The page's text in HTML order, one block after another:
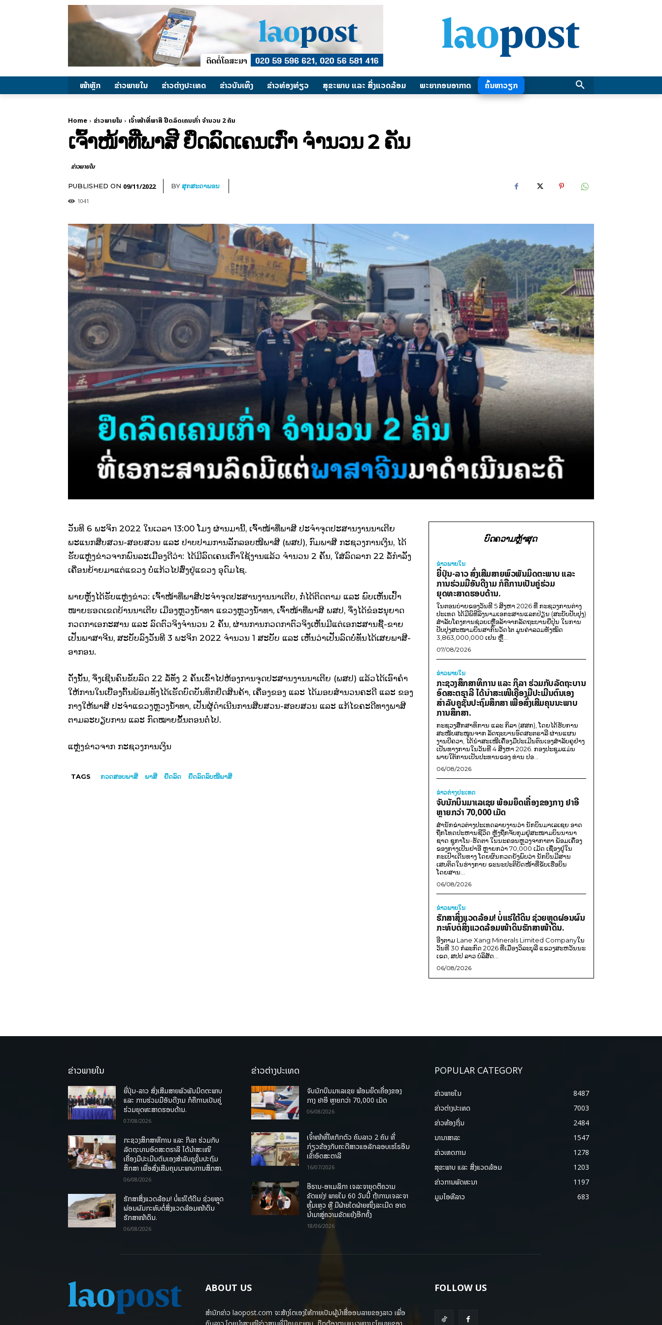
ໜ້າຫຼັກ ຂ່າວພາຍ​ໃນ ຂ່າວຕ່າງປະເທດ ​ຂ່າວບັນເທິງ ​ຂ່າວທ່ອງທ່ຽວ ສຸຂະພາບ ແລະ ສີ່ງແວດລ້ອມ ພະຍາກອນອາກາດ ຄົ້ນຫາວຽກ
Home ຂ່າວພາຍ​ໃນ ເຈົ້າໜ້າທີ່ພາສີ ຢຶດລົດເຄນເກົ່າ ຈຳນວນ 2 ຄັນ
ເຈົ້າໜ້າທີ່ພາສີ ຢຶດລົດເຄນເກົ່າ ຈຳນວນ 2 ຄັນ
ຂ່າວພາຍ​ໃນ
PUBLISHED ON 09/11/2022 BYສຸກສະດາພອນ
1041
ວັນທີ 6 ພະຈິກ 2022 ໃນເວລາ 13:00 ໂມງ ຜ່ານມານີ້, ເຈົ້າໜ້າທີ່ພາສີ ປະຈຳຈຸດປະສານງານນາເຕີຍ
ພະແນກສືບສວນ-ສອບສວນ ແລະ ປາບປາມການລັກລອບໜີພາສີ (ພສປ), ກົມພາສີ ກະຊວງການເງິນ, ໄດ້
ຮັບແຫຼ່ງຂ່າວຈາກພົນລະເມືຶອງດີວ່າ: ໄດ້ມີລົດເຄນເກົ່າໃຊ້ງານແລ້ວ ຈຳນວນ 2 ຄັນ, ໃສ່ລົດລາກ 22 ລໍ້ກຳລັງ
ເຄື່ອນຍ້າຍມາແຕ່ແຂວງ ບໍ່ແກ້ວໄປສົ່ງຢູ່ແຂວງ ອຸດົມໄຊ.
ພາຍຫຼັງໄດ້ຮັບແຫຼ່ງຂ່າວ: ເຈົ້າໜ້າທີ່ພາສີປະຈຳຈຸດປະສານງານນາເຕີຍ, ກໍ່ໄດ້ຕິດຕາມ ແລະ ພົບເຫັນເປົ້າ
ໜາຍຮອດເຂດບ້ານນາເຕີຍ ເມືອງຫຼວງນໍ້າທາ ແຂວງຫຼວງນ້ຳທາ, ເຈົ້າໜ້າທີ່ພາສີ ພສປ, ຈຶ່ງໄດ້ຂໍອະນຸຍາດ
ກວດກາເອກະສານ ແລະ ລົດຕົວຈິງຈຳນວນ 2 ຄັນ, ຜ່ານການກວດກາຕົວຈິງເຫັນມີແຕ່ເອກະສານຊື້-ຂາຍ
ເປັນພາສາຈີນ, ສະບັບລົງວັນທີ 3 ພະຈິກ 2022 ຈຳນວນ 1 ສະບັບ ແລະ ເຫັນວ່າເປັນລົດບໍ່ທັນໄດ້ເສຍພາສີ-
ອາກອນ.
ດັ່ງນັ້ນ, ຈຶ່ງເຊີນຄົນຂັບລົດ 22 ລໍ້ທັງ 2 ຄັນເຂົ້າໄປຫ້ອງການຈຸດປະສານງານນາເຕີຍ (ພສປ) ແລ້ວໄດ້ເອົາຄຳ
ໃຫ້ການໃນເບື້ອງຕົ້ນພ້ອມທັງໄດ້ເຮັດບົດບັນທຶກຢຶດສິນຄ້າ, ເຄື່ອງຂອງ ແລະ ໄດ້ມອບສຳນວນຄະດີ ແລະ ຂອງ
ກາງໃຫ້ພາສີ ປະຈຳແຂວງຫຼວງນ້ຳທາ, ເປັນຜູ້ດຳເນີນການສືບສວນ-ສອບສວນ ແລະ ແກ້ໄຂຄະດີທາງພາສີ
ຕາມລະບຽບການ ແລະ ກົດໝາຍຂັ້ນຕອນຕໍ່ໄປ.
ແຫຼ່ງຂ່າວຈາກ ກະຊວງການເງິນ
TAGS ກວດສອບພາສີ ພາສີ ຢຶດລົດ ຢຶດລົດລົບໜີພາສີ
ບົດຄວາມຫຼ້າສຸດ
ຂ່າວພາຍ​ໃນ
ຍີ່ປຸ່ນ-ລາວ ສົ່ງເສີມສາຍພົວພັນມິດຕະພາບ ແລະ
ການຮ່ວມມືອັນດີງາມ ກໍຄືການເປັນຄູ່ຮ່ວມ
ຍຸດທະສາດຮອບດ້ານ.
ໃນຕອນບ່າຍຂອງວັນທີ 5 ສິງຫາ 2026 ທີ່ ກະຊວງການຕ່າງ
ປະເທດ ໄດ້ມີພິທີລົງນາມເອກະສານແລກປ່ຽນ (ສະບັບປັບປຸງ)
ສໍາລັບໂຄງການຊ່ວຍເຫຼືອລ້າຈາກລັດຖະບານຍີ່ປຸ່ນ ໃນການ
ປັບປຸງສະໜາມບິນສາກົນວັດໄຕ ມູນຄ່າລວມທັງໝົດ
3,863,000,000 ເຢນ ຫຼື...
07/08/2026
ຂ່າວພາຍ​ໃນ
ກະຊວງສຶກສາທິການ ແລະ ກິລາ ຮ່ວມກັບລັດຖະບານ
ອົດສະຕຣາລີ ໄດ້ນຳສະເໜີເຄື່ອງມືປະເມີນຕົນເອງ
ສຳລັບຄູຊັ້ນປະຖົມສຶກສາ ເພື່ອສົ່ງເສີມຄຸນນະພາບ
ການສຶກສາ.
ກະຊວງສຶກສາທິການ ແລະ ກິລາ (ສສກ), ໂດຍໄດ້ຮັບການ
ສະໜັບສະໜູນຈາກ ລັດຖະບານອົດສະຕຣາລີ ຜ່ານແຜນ
ງານບີຄວາ, ໄດ້ນຳສະເໜີເຄື່ອງມືປະເມີນຕົນເອງສຳລັບຄູຢ່າງ
ເປັນທາງການໃນວັນທີ 4 ສິງຫາ 2026. ກອງປະຊຸມແມ່ນ
ພາຍໃຕ້ການເປັນປະທານຂອງ ທ່ານ ປອ...
06/08/2026
ຂ່າວຕ່າງປະເທດ
ຈັບນັກບິນມາເລເຊຍ ພ້ອມຍຶດເຄື່ອງຂອງກາງ ຢາອີ
ຫຼາຍກວ່າ 70,000 ເມັດ
ສຳນັກຂ່າວຕ່າງປະເທດລາຍງານວ່າ ນັກບິນມາເລເຊຍ ອາດ
ຖືກໂທດປະຫານຊີວິດ ຫຼັງຖືກຈັບກຸມຢູ່ສະໜາມບິນນານາ
ຊາດ ຊູກາໂນ-ຮັດຕາ ໃນນະຄອນຫຼວງຈາກາຕາ ພ້ອມເຄື່ອງ
ຂອງກາງເປັນຢາອີ ຫຼາຍກວ່າ 70,000 ເມັດ ເຊື່ອງຢູ່ໃນ
ກະເປົາເດີນທາງ ໂດຍຜົນກວດຍັງພົບວ່າ ນັກບິນມີສານ
ເສບຕິດໃນຮ່າງກາຍ ຂະນະປະຕິບັດໜ້າທີ່ຂັບເຮືອບິນ
ໂດຍສານ...
06/08/2026
ຂ່າວພາຍ​ໃນ
ຮັກສາສິ່ງແວດລ້ອມ! ບໍ່ແຮ່ໃຕ້ດິນ ຊ່ວຍຫຼຸດຜ່ອນຜົນ
ກະທົບຕໍ່ສິ່ງແວດລ້ອມໜ້າດິນຮັກສາໜ້າດິນ.
ອີງຕາມ Lane Xang Minerals Limited Companyໃນ
ວັນທີ 30 ກໍລະກົດ 2026 ທີ່ເມືອງວິລະບູລີ ແຂວງສະຫວັນນະ
ເຂດ, ສປປ ລາວ ບໍລິສັດ...
06/08/2026
ຂ່າວພາຍໃນ
ຍີ່ປຸ່ນ-ລາວ ສົ່ງເສີມສາຍພົວພັນມິດຕະພາບ
ແລະ ການຮ່ວມມືອັນດີງາມ ກໍຄືການເປັນຄູ່
ຮ່ວມຍຸດທະສາດຮອບດ້ານ.
07/08/2026
ກະຊວງສຶກສາທິການ ແລະ ກິລາ ຮ່ວມກັບ
ລັດຖະບານອົດສະຕຣາລີ ໄດ້ນຳສະເໜີ
ເຄື່ອງມືປະເມີນຕົນເອງສຳລັບຄູຊັ້ນປະຖົມ
ສຶກສາ ເພື່ອສົ່ງເສີມຄຸນນະພາບການສຶກສາ.
06/08/2026
ຮັກສາສິ່ງແວດລ້ອມ! ບໍ່ແຮ່ໃຕ້ດິນ ຊ່ວຍຫຼຸດ
ຜ່ອນຜົນກະທົບຕໍ່ສິ່ງແວດລ້ອມໜ້າດິນ
ຮັກສາໜ້າດິນ.
06/08/2026
ຂ່າວຕ່າງປະເທດ
ຈັບນັກບິນມາເລເຊຍ ພ້ອມຍຶດເຄື່ອງຂອງ
ກາງ ຢາອີ ຫຼາຍກວ່າ 70,000 ເມັດ
06/08/2026
ເຈົ້າໜ້າທີ່ໄທກັກຕົວ ຄົນລາວ 2 ຄົນ ທີ່
ກ່ຽວຂ້ອງກັບຄະດີສາວແອລັກລອບເຮໂຣອີນ
ເຂົ້າອົດສະຕາລີ
16/07/2026
ອີຣານ-ອາເມລິກາ ເຈລະຈາຍຸດຕິຄວາມ
ຂັດແຍ່ງ! ພາຍໃນ 60 ວັນນີ້ ຖ້າການເຈລະຈາ
ຫຼົ້ມເຫຼວ ຫຼື ມີຝ່າຍໃດຝ່າຍໜຶ່ງລະເມີດ ອາດ
ນໍາມາສູ່ຄວາມຂັດແຍ້ງອີກຄັ້ງ
18/06/2026
POPULAR CATEGORY
ຂ່າວພາຍ​ໃນ
8487
ຂ່າວຕ່າງປະເທດ
7003
ຂ່າວທ້ອງຖິ່ນ
2484
ນານາສາລະ
1547
ຂ່າວເຫດການ
1278
ສຸຂະພາບ ແລະ ສີ່ງແວດລ້ອມ
1203
ຂ່າວການພັດທະນາ
1197
ມູມໄອທີລາວ
683
ABOUT US
ສຳນັກຂ່າວ laopost.com ຈະສ້າງໂຕເອງໃຫ້ກາຍເປັນຜູ້ນຳສື່ອອນລາຍຂອງລາວ ເພື່ອ
ຄົນລາວ ໂດຍນຳສະເໜີຂ່າວສານທີ່ມີຄຸນນະພາບ, ຖືກຕ້ອງຕາມແນວທາງນະໂຍບາຍຂອງ
FOLLOW US